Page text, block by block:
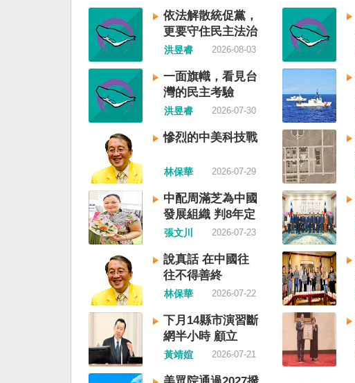
門的無理粗魯聲明是對國際秩序
與規範的無知、漠視與踐踏，極
其可笑」。 中國海事局官網六日
公告，颱風白海豚將影響台灣海
峽及周邊海域，廣東海事局決定
六日晚間六時起，對經過台灣海
峽南口北上船舶實施交通管制，
各船舶必須遵守交通管制要求，
聽從現場海事管理機構指揮。 海
巡署昨表示，台灣海峽為國際水
域，依據「聯合國海洋法公約」
等國際規範，領海範圍外均適用
國際法「公海航行自由」原則，
中國無任何權利對該水域實施
「管制」；海巡署向來尊重符合
國際法的航行自由，對於中方假
借「颱風」之名，行假造「管轄
權」之實的認知作戰，企圖藉海
事管制將台海內水化，予以最嚴
厲譴責，並要求中方恪守國際規
範，避免破壞區域的和平穩定。
海巡署同時強調，將持續運用聯
合情監偵手段，全天候掌握我國
周邊海域動態，目前未偵獲中國
船舶異常舉動，亦未接獲航商反
後許多殖民地選擇獨立，成為杭
廷頓第二波民主化的歷史。獨立
的台灣會像脫離日本殖民的韓
國，八一五這一天成為獨立紀念
日及光復節。不同於有國家歷史
的朝鮮，台灣是新興國家，開展
自己國家的歷史。台灣沒有像朝
鮮的左右路線競逐政權，造成內
戰形成南韓、北朝分裂國家的歷
史。或許會有左右路線政黨，形
塑台灣的國家之路。 如果一九四
五年八一五台灣獨立了，一九四
九年中華人民共和國革命推翻中
華民國，中國國民黨蔣介石政權
只能選擇海南島，國共競鬥的歷
史就會是另一種局面，與台灣無
關。台灣沒有中國問題，中國也
沒有台灣問題。台灣與中國也不
至於陳兵海峽兩岸，戰爭的陰影
籠罩。 如果一九四五年八一五台
灣獨立了，台灣會成為東亞漢字
文化圈一個不屬於中國的新興國
家。台灣或許像新加坡一樣，通
行漢字中文華語，也留下日本
語，一如新加坡留下英文，本土
依法解散統促黨，
更要守住民主法治
洪昱睿 2026-08-03
一面旗幟，看見台
灣的民主考驗
洪昱睿 2026-07-30
慘烈的中美科技戰
林保華 2026-07-29
中配周滿芝為中國
發展組織 判8年定
讞
張文川 2026-07-23
說真話 在中國往
往不得善終
林保華 2026-07-22
下月14縣市演習斷
網半小時 顧立
雄：固網不受影響
黃靖媗 2026-07-21